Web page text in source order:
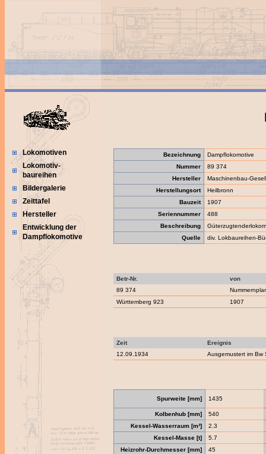
Lokomotiven
Lokomotiv-
baureihen
Bildergalerie
Zeittafel
Hersteller
Entwicklung der
Dampflokomotive
Bezeichnung
Dampflokomotive
Nummer
89 374
Hersteller
Maschinenbau-
Herstellungsort
Heilbronn
Bauzeit
1907
Seriennummer
488
Beschreibung
Quelle
div. Lokbaureihen-
Betr-Nr.
von
89 374
Württemberg 923
1907
Zeit
Ereignis
12.09.1934
Ausgemustert im Bw
Spurweite [mm] 1435
Kolbenhub [mm]
540
Kessel-Wasserraum [m³]
2.3
Kessel-Masse [t]
5.7
Heizrohr-Durchmesser [mm]
45